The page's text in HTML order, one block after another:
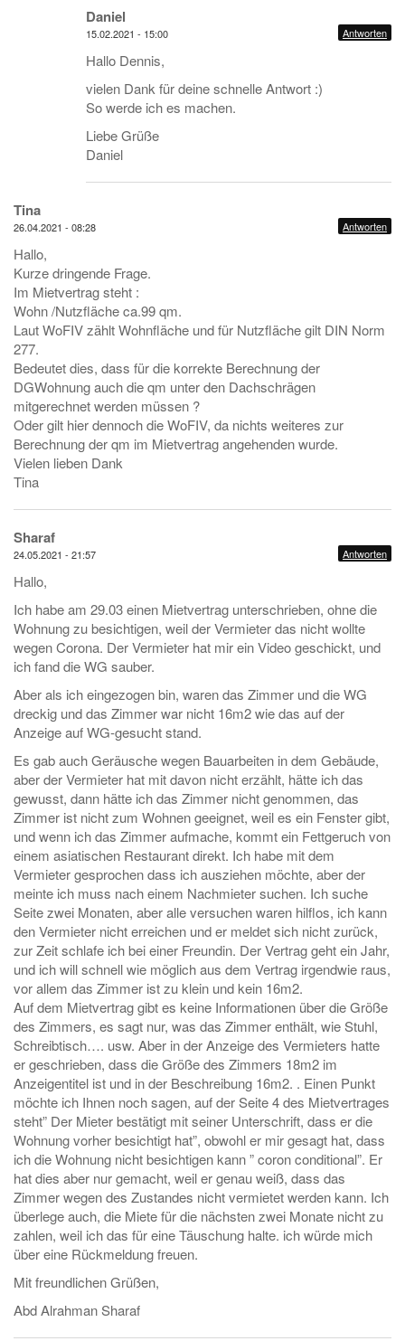
Daniel
15.02.2021 - 15:00 Antworten
Hallo Dennis,
vielen Dank für deine schnelle Antwort :)
So werde ich es machen.
Liebe Grüße
Daniel
Tina
26.04.2021 - 08:28 Antworten
Hallo,
Kurze dringende Frage.
Im Mietvertrag steht :
Wohn /Nutzfläche ca.99 qm.
Laut WoFIV zählt Wohnfläche und für Nutzfläche gilt DIN Norm
277.
Bedeutet dies, dass für die korrekte Berechnung der
DGWohnung auch die qm unter den Dachschrägen
mitgerechnet werden müssen ?
Oder gilt hier dennoch die WoFIV, da nichts weiteres zur
Berechnung der qm im Mietvertrag angehenden wurde.
Vielen lieben Dank
Tina
Sharaf
24.05.2021 - 21:57 Antworten
Hallo,
Ich habe am 29.03 einen Mietvertrag unterschrieben, ohne die
Wohnung zu besichtigen, weil der Vermieter das nicht wollte
wegen Corona. Der Vermieter hat mir ein Video geschickt, und
ich fand die WG sauber.
Aber als ich eingezogen bin, waren das Zimmer und die WG
dreckig und das Zimmer war nicht 16m2 wie das auf der
Anzeige auf WG-gesucht stand.
Es gab auch Geräusche wegen Bauarbeiten in dem Gebäude,
aber der Vermieter hat mit davon nicht erzählt, hätte ich das
gewusst, dann hätte ich das Zimmer nicht genommen, das
Zimmer ist nicht zum Wohnen geeignet, weil es ein Fenster gibt,
und wenn ich das Zimmer aufmache, kommt ein Fettgeruch von
einem asiatischen Restaurant direkt. Ich habe mit dem
Vermieter gesprochen dass ich ausziehen möchte, aber der
meinte ich muss nach einem Nachmieter suchen. Ich suche
Seite zwei Monaten, aber alle versuchen waren hilflos, ich kann
den Vermieter nicht erreichen und er meldet sich nicht zurück,
zur Zeit schlafe ich bei einer Freundin. Der Vertrag geht ein Jahr,
und ich will schnell wie möglich aus dem Vertrag irgendwie raus,
vor allem das Zimmer ist zu klein und kein 16m2.
Auf dem Mietvertrag gibt es keine Informationen über die Größe
des Zimmers, es sagt nur, was das Zimmer enthält, wie Stuhl,
Schreibtisch…. usw. Aber in der Anzeige des Vermieters hatte
er geschrieben, dass die Größe des Zimmers 18m2 im
Anzeigentitel ist und in der Beschreibung 16m2. . Einen Punkt
möchte ich Ihnen noch sagen, auf der Seite 4 des Mietvertrages
steht” Der Mieter bestätigt mit seiner Unterschrift, dass er die
Wohnung vorher besichtigt hat”, obwohl er mir gesagt hat, dass
ich die Wohnung nicht besichtigen kann ” coron conditional”. Er
hat dies aber nur gemacht, weil er genau weiß, dass das
Zimmer wegen des Zustandes nicht vermietet werden kann. Ich
überlege auch, die Miete für die nächsten zwei Monate nicht zu
zahlen, weil ich das für eine Täuschung halte. ich würde mich
über eine Rückmeldung freuen.
Mit freundlichen Grüßen,
Abd Alrahman Sharaf